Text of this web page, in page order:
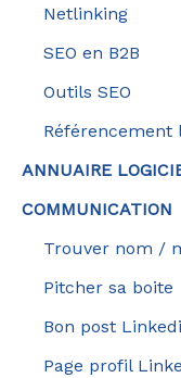
Netlinking
SEO en B2B
Outils SEO
Référencement
ANNUAIRE
COMMUNICATION
Trouver nom /
Pitcher sa boite
Bon post
Page profil